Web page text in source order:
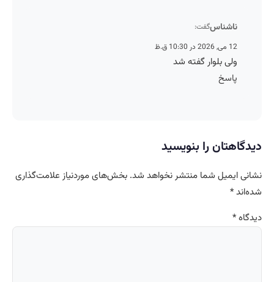
ناشناسگفت:
12 می, 2026 در 10:30 ق.ظ
ولی بلوار گفته شد
پاسخ
دیدگاهتان را بنویسید
نشانی ایمیل شما منتشر نخواهد شد. بخش‌های موردنیاز علامت‌گذاری
شده‌اند*
دیدگاه*